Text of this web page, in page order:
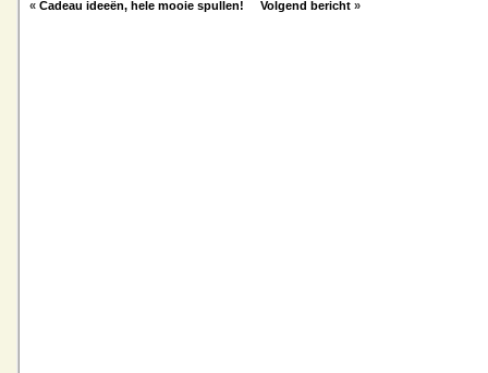
« Cadeau ideeën, hele mooie spullen! Volgend bericht »